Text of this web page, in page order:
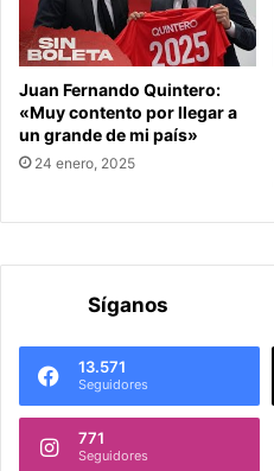
Juan Fernando Quintero:
«Muy contento por llegar a
un grande de mi país»
24 enero, 2025
Síganos
13.571
Seguidores
771
Seguidores